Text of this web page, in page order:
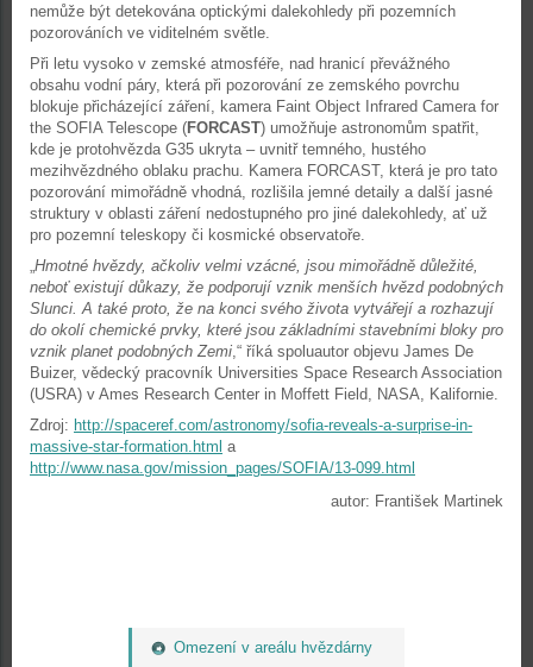
Omezení v areálu hvězdárny
nemůže být detekována optickými dalekohledy při pozemních
pozorováních ve viditelném světle.
Při letu vysoko v zemské atmosféře, nad hranicí převážného
obsahu vodní páry, která při pozorování ze zemského povrchu
blokuje přicházející záření, kamera Faint Object Infrared Camera for
the SOFIA Telescope (FORCAST) umožňuje astronomům spatřit,
kde je protohvězda G35 ukryta – uvnitř temného, hustého
mezihvězdného oblaku prachu. Kamera FORCAST, která je pro tato
pozorování mimořádně vhodná, rozlišila jemné detaily a další jasné
struktury v oblasti záření nedostupného pro jiné dalekohledy, ať už
pro pozemní teleskopy či kosmické observatoře.
„Hmotné hvězdy, ačkoliv velmi vzácné, jsou mimořádně důležité,
neboť existují důkazy, že podporují vznik menších hvězd podobných
Slunci. A také proto, že na konci svého života vytvářejí a rozhazují
do okolí chemické prvky, které jsou základními stavebními bloky pro
vznik planet podobných Zemi,“ říká spoluautor objevu James De
Buizer, vědecký pracovník Universities Space Research Association
(USRA) v Ames Research Center in Moffett Field, NASA, Kalifornie.
Zdroj: http://spaceref.com/astronomy/sofia-reveals-a-surprise-in-
massive-star-formation.html a
http://www.nasa.gov/mission_pages/SOFIA/13-099.html
autor: František Martinek